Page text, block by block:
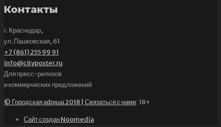
Контакты
г. Краснодар,
ул. Пашковская, 61
+7 (861) 255 99 91
info@cityposter.ru
Для пресс-релизов
и коммерческих предложений
© Городская афиша 2018 | Связаться с нами 18+
Сайт создан Noomedia